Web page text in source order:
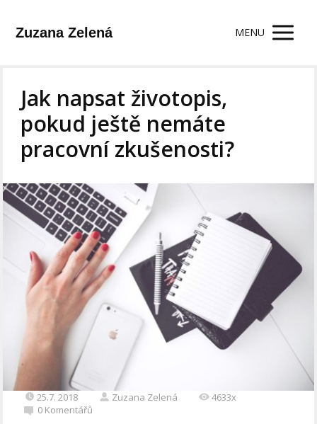
Zuzana Zelená MENU
Jak napsat životopis,
pokud ještě nemáte
pracovní zkušenosti?
25.7. 2018 Zuzana Zelená
4633x
0 Komentářů